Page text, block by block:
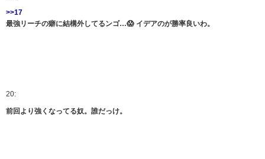
>>17
最強リーチの癖に結構外してるンゴ…😱 イデアのが勝率良いわ。
20:
前回より強くなってる奴。誰だっけ。